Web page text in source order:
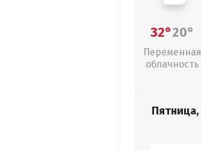
32°20°
Переменная
облачность
Пятница,